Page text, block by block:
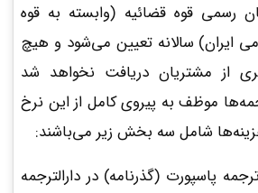
رسمی قوه قضائیه (وابسته به قوه
ایران) سالانه تعیین می‌شود و هیچ
از مشتریان دریافت نخواهد شد
موظف به پیروی کامل از این نرخ
شامل سه بخش زیر می‌باشند:
پاسپورت (گذرنامه) در دارالترجمه